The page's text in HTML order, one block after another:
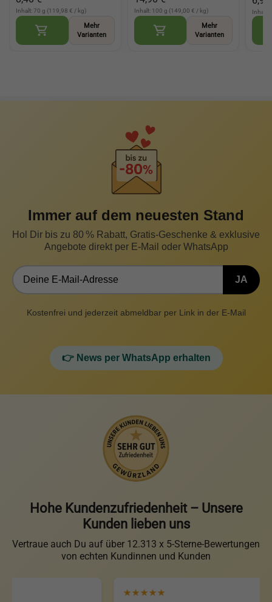
und Gemüse, würzige
Komposition (Gyros Seas
Inhalt: 70 g (119,98 € / kg)
Mehr
Varianten
Inhalt: 100 g (149,00 € / kg)
Mehr
Varianten
Inhalt:
Immer auf dem neuesten Stand
Hol Dir bis zu 80 % Rabatt, Gratis-Geschenke & exklusive
Angebote direkt per E-Mail oder WhatsApp
JA
Kostenfrei und jederzeit abmeldbar per Link in der E-Mail
👉 News per WhatsApp erhalten
Hohe Kundenzufriedenheit – Unsere
Kunden lieben uns
Vertraue auch Du auf über 12.313 x 5-Sterne-Bewertungen
von echten Kundinnen und Kunden
★★★★★